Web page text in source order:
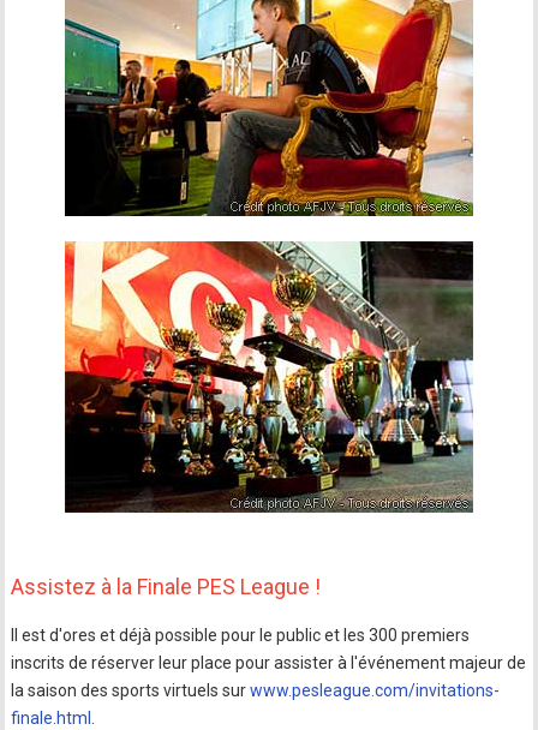
Assistez à la Finale PES League !
Il est d'ores et déjà possible pour le public et les 300 premiers
inscrits de réserver leur place pour assister à l'événement majeur de
la saison des sports virtuels surwww.pesleague.com/invitations-
finale.html